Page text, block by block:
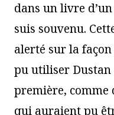
dans un livre
suis souvenu.
alerté sur la
pu utiliser Dustan
première, comme
qui auraient pu